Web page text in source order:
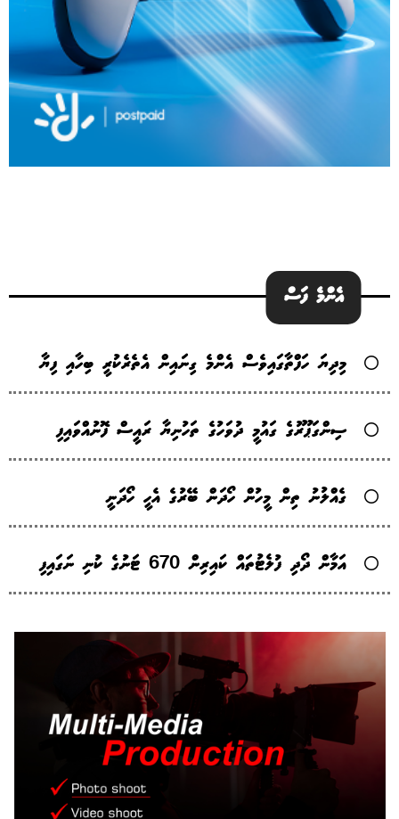
އެންމެ ފަސް
މިދިޔަ ހަފްތާގައިވެސް އެންމެ ގިނައިން އެތެރެކުރީ ބިހާއި ފިޔާ
ސިންގަޕޫރުގެ ގައުމީ ދުވަހުގެ ތަހުނިޔާ ރައީސް ފޮނުއްވައިފި
ގެއްލުނު ތިން މީހުން ހޯދަން ބޭރުގެ އެހީ ހޯދަނީ
އަމާން ދޯދި ފުލެޓުތައް ކައިރިން 670 ޓަނުގެ ކުނި ނަގައިފި